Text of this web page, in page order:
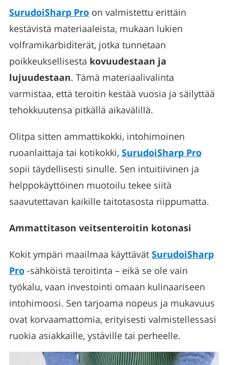
SurudoiSharp Pro on valmistettu erittäin
kestävistä materiaaleista, mukaan lukien
volframikarbiditerät, jotka tunnetaan
poikkeuksellisesta kovuudestaan ja
lujuudestaan. Tämä materiaalivalinta
varmistaa, että teroitin kestää vuosia ja säilyttää
tehokkuutensa pitkällä aikavälillä.
Olitpa sitten ammattikokki, intohimoinen
ruoanlaittaja tai kotikokki, SurudoiSharp Pro
sopii täydellisesti sinulle. Sen intuitiivinen ja
helppokäyttöinen muotoilu tekee siitä
saavutettavan kaikille taitotasosta riippumatta.
Ammattitason veitsenteroitin kotonasi
Kokit ympäri maailmaa käyttävät SurudoiSharp
Pro -sähköistä teroitinta – eikä se ole vain
työkalu, vaan investointi omaan kulinaariseen
intohimoosi. Sen tarjoama nopeus ja mukavuus
ovat korvaamattomia, erityisesti valmistellessasi
ruokia asiakkaille, ystäville tai perheelle.